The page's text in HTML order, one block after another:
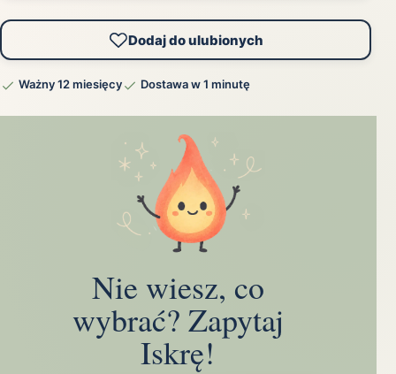
Dodaj do ulubionych
Ważny 12 miesięcy Dostawa w 1 minutę
Nie wiesz, co
wybrać? Zapytaj
Iskrę!